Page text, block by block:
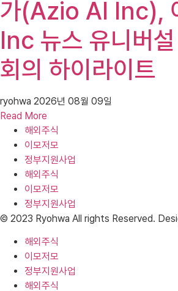
가(Azio AI Inc),
Inc 뉴스 유니버
회의 하이라이트
ryohwa 2026년 08월 09일
Read More
해외주식
이모저모
정부지원사업
해외주식
이모저모
정부지원사업
© 2023 Ryohwa All rights Reserved.
해외주식
이모저모
정부지원사업
해외주식